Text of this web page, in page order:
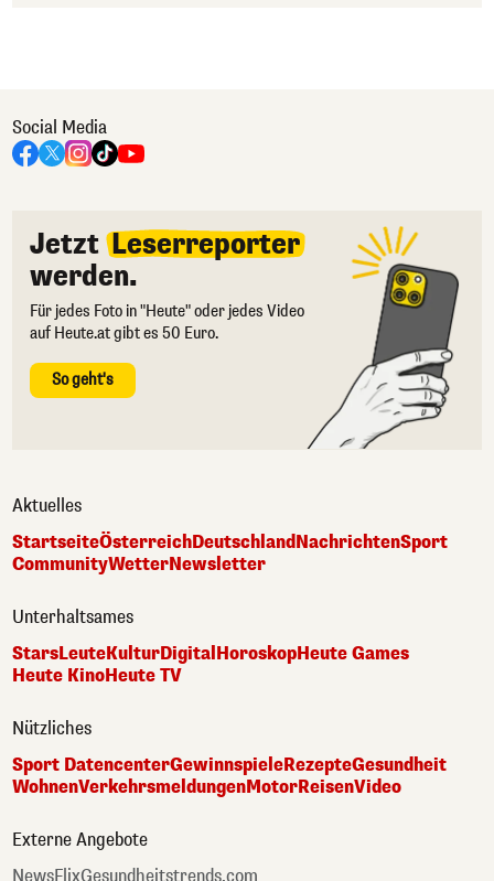
Social Media
Jetzt Leserreporter
werden.
Für jedes Foto in "Heute" oder jedes Video
auf Heute.at gibt es 50 Euro.
So geht's
Aktuelles
StartseiteÖsterreichDeutschlandNachrichtenSport
CommunityWetterNewsletter
Unterhaltsames
StarsLeuteKulturDigital HoroskopHeute Games
Heute KinoHeute TV
Nützliches
Sport DatencenterGewinnspieleRezepteGesundheit
WohnenVerkehrsmeldungenMotorReisenVideo
Externe Angebote
NewsFlixGesundheitstrends.com